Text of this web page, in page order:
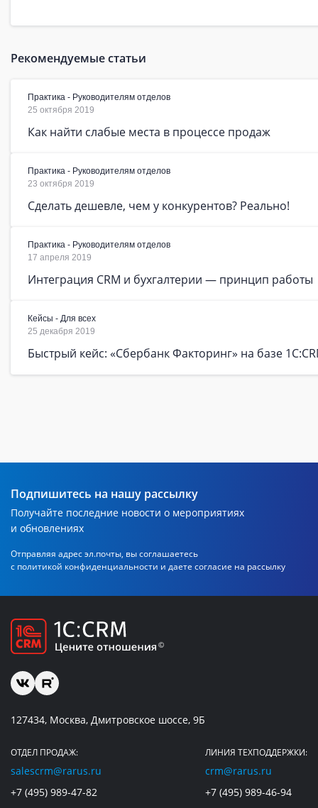
Рекомендуемые статьи
Практика - Руководителям отделов
25 октября 2019
Как найти слабые места в процессе продаж
Практика - Руководителям отделов
23 октября 2019
Сделать дешевле, чем у конкурентов? Реально!
Практика - Руководителям отделов
17 апреля 2019
Интеграция CRM и бухгалтерии — принцип работы
Кейсы - Для всех
25 декабря 2019
Быстрый кейс: «Сбербанк Факторинг» на базе
Подпишитесь на нашу рассылку
Получайте последние новости о мероприятиях
и обновлениях
Отправляя адрес эл.почты, вы соглашаетесь
с политикой конфиденциальности и даете согласие на рассылку
127434, Москва, Дмитровское шоссе, 9Б
ОТДЕЛ ПРОДАЖ:
salescrm@rarus.ru
+7 (495) 989-47-82
ЛИНИЯ ТЕХПОДДЕРЖКИ:
crm@rarus.ru
+7 (495) 989-46-94